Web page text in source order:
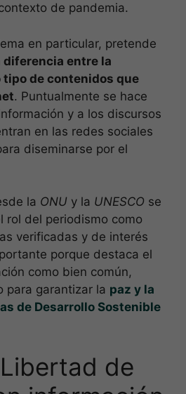
de pandemia.
en particular, pretende
diferencia entre la
de contenidos que
. Puntualmente se hace
y a los discursos
en las redes sociales
diseminarse por el
la ONU y la UNESCO se
rol del periodismo como
verificadas y de interés
porque destaca el
como bien común,
para garantizar la paz y la
de Desarrollo Sostenible
de